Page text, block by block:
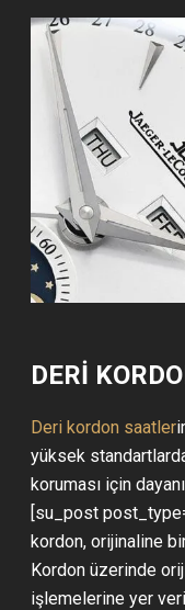
DERİ
Deri kordon saatler
yüksek
koruması için
[su_post
kordon, orijinaline
Kordon üzerinde
işlemelerine yer